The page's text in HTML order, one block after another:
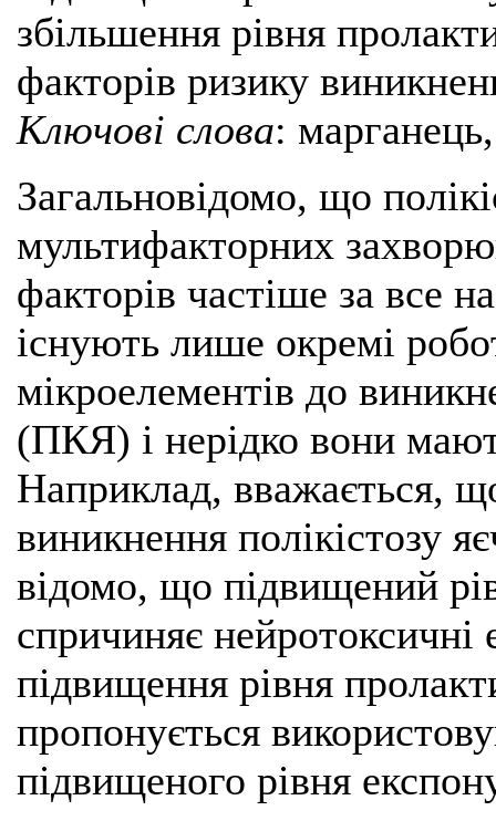
збільшення рівня
факторів ризику
Ключові слова:
Загальновідомо, що
мультифакторних
факторів частіше за все
існують лише окремі
мікроелементів до
(ПКЯ) і нерідко вони
Наприклад, вважається,
виникнення полікістозу
відомо, що підвищений
спричиняє
підвищення рівня
пропонується
підвищеного рівня